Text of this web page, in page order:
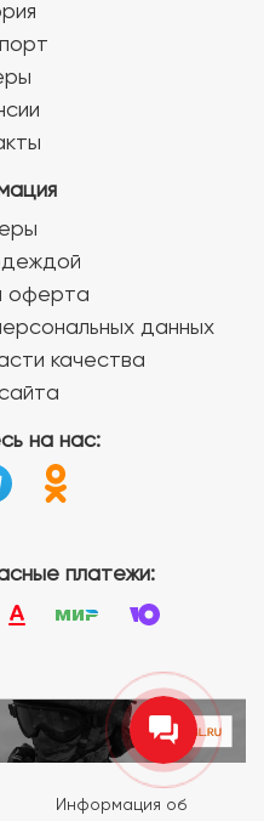
оферта
данных
качества
на нас:
платежи:
Информация об